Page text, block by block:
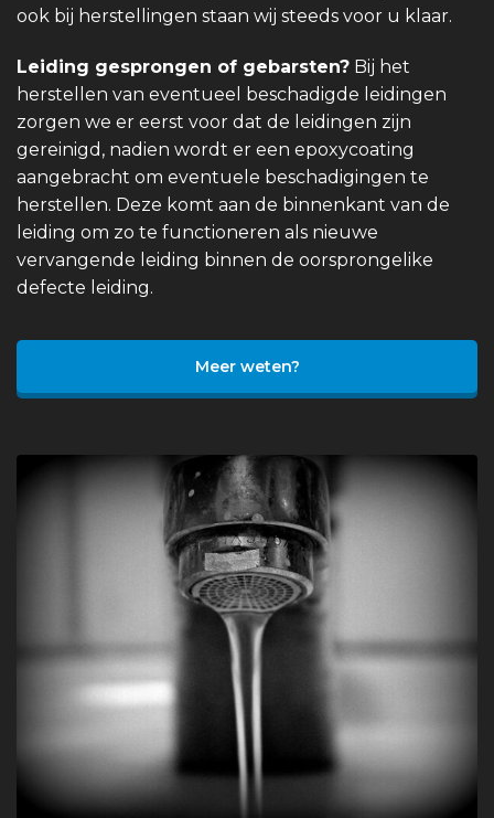
ook bij herstellingen staan wij steeds voor u klaar.
Leiding gesprongen of gebarsten? Bij het
herstellen van eventueel beschadigde leidingen
zorgen we er eerst voor dat de leidingen zijn
gereinigd, nadien wordt er een epoxycoating
aangebracht om eventuele beschadigingen te
herstellen. Deze komt aan de binnenkant van de
leiding om zo te functioneren als nieuwe
vervangende leiding binnen de oorsprongelike
defecte leiding.
Meer weten?